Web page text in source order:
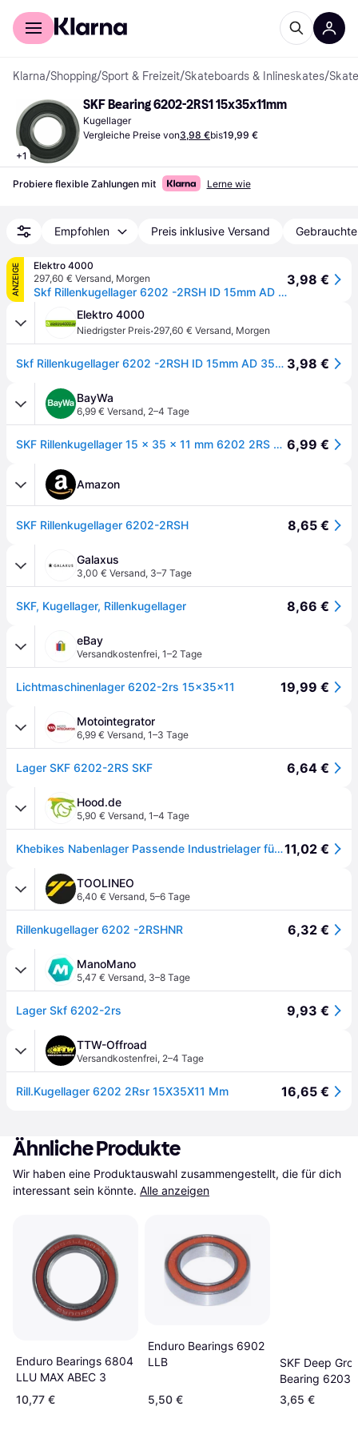
Für Shopper
Klarna/Shopping/Sport & Freizeit/Skateboards & Inlineskates/
+1
SKF Bearing 6202-2RS1 15x35x11mm
Kugellager
Vergleiche Preise von3,98 €bis19,99 €
Probiere flexible Zahlungen mit Lerne wie
Empfohlen Preis inklusive Versand
ANZEIGE
Elektro 4000
297,60 € Versand, Morgen
Skf Rillenkugellager 6202 -2RSH ID 15mm AD 35mm Breite11mm 10059633
3,98 €
Elektro 4000
Niedrigster Preis·297,60 € Versand, Morgen
Skf Rillenkugellager 6202 -2RSH ID 15mm AD 35mm Breite11mm 10059633 3,98 €
BayWa
6,99 € Versand, 2–4 Tage
SKF Rillenkugellager 15 x 35 x 11 mm 6202 2RS mit beidseitiger RS-Abdichtung 6,99 €
Amazon
SKF Rillenkugellager 6202-2RSH 8,65 €
Galaxus
3,00 € Versand, 3–7 Tage
SKF, Kugellager, Rillenkugellager 8,66 €
eBay
Versandkostenfrei, 1–2 Tage
Lichtmaschinenlager 6202-2rs 15x35x11 19,99 €
Motointegrator
6,99 € Versand, 1–3 Tage
Lager SKF 6202-2RS SKF 6,64 €
Hood.de
5,90 € Versand, 1–4 Tage
Khebikes Nabenlager Passende Industrielager für al 6202 2RS11,02 €
TOOLINEO
6,40 € Versand, 5–6 Tage
Rillenkugellager 6202 -2RSHNR 6,32 €
ManoMano
5,47 € Versand, 3–8 Tage
Lager Skf 6202-2rs 9,93 €
TTW-Offroad
Versandkostenfrei, 2–4 Tage
Rill.Kugellager 6202 2Rsr 15X35X11 Mm 16,65 €
Ähnliche Produkte
Wir haben eine Produktauswahl zusammengestellt, die für dich
interessant sein könnte. Alle anzeigen
Enduro Bearings 6804
LLU MAX ABEC 3
10,77 €
Enduro Bearings 6902
LLB
5,50 €
SKF Deep
Bearing 6203
Without Seal
3,65 €